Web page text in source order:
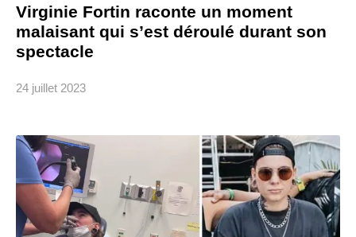
Virginie Fortin raconte un moment
malaisant qui s’est déroulé durant son
spectacle
24 juillet 2023